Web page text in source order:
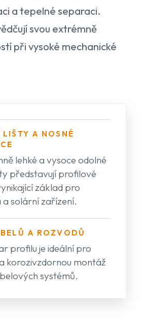
a tepelné separaci.
svou extrémně
při vysoké mechanické
A NOSNÉ
lehké a vysoce odolné
představují profilové
základ pro
solární zařízení.
A ROZVODŮ
profilu je ideální pro
korozivzdornou montáž
systémů.